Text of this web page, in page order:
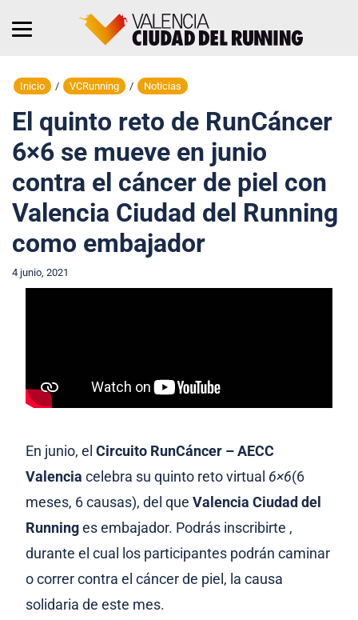
Inicio / VCRunning / Noticias
El quinto reto de RunCáncer
6×6 se mueve en junio
contra el cáncer de piel con
Valencia Ciudad del Running
como embajador
4 junio, 2021
En junio, elCircuito RunCáncer – AECC
Valenciacelebra su quinto reto virtual 6×6(6
meses, 6 causas), del queValencia Ciudad del
Runninges embajador. Podrás inscribirte ,
durante el cual los participantes podrán caminar
o correr contra el cáncer de piel, la causa
solidaria de este mes.